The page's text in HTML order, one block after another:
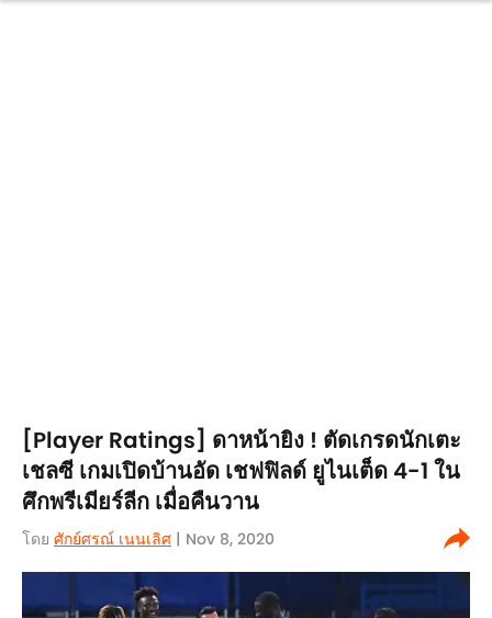
[Player Ratings] ดาหน้ายิง ! ตัดเกรดนักเตะ
เชลซี เกมเปิดบ้านอัด เชฟฟิลด์ ยูไนเต็ด 4-1 ใน
ศึกพรีเมียร์ลีก เมื่อคืนวาน
โดย ศักย์ศรณ์ เนนเลิศ | Nov 8, 2020